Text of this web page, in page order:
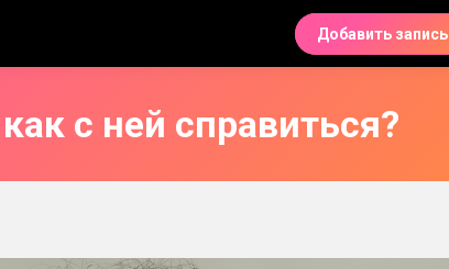
Добавить запись
с ней справиться?